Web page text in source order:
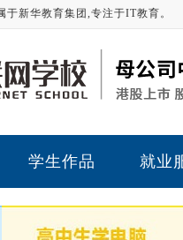
新华教育集团,专注于IT教育。
学生作品 就业